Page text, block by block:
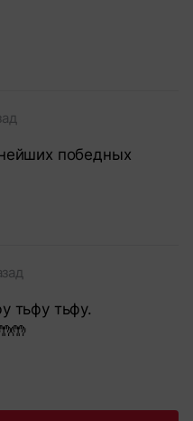
победных
тьфу тьфу.